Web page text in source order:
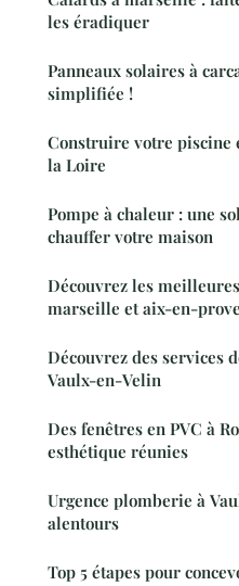
les éradiquer
Panneaux solaires à
simplifiée !
Construire votre piscine
la Loire
Pompe à chaleur : une
chauffer votre maison
Découvrez les
marseille et aix-en-
Découvrez des services
Vaulx-en-Velin
Des fenêtres en PVC à
esthétique réunies
Urgence plomberie à
alentours
Top 5 étapes pour